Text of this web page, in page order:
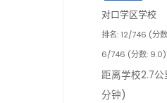
对口学区学校
排名: 12/746 (分
6/746 (分数: 9.0)
距离学校2.7
分钟)